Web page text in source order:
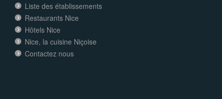
Liste des établissements
Restaurants Nice
Hôtels Nice
Nice, la cuisine Niçoise
Contactez nous